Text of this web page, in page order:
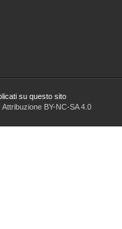
su questo sito
BY-NC-SA 4.0